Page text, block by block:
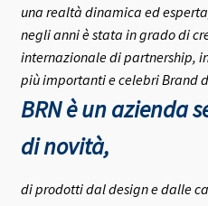
una realtà dinamica ed
negli anni è stata in grado di
internazionale di partnership,
più importanti e celebri Brand
BRN è un azienda
di novità,
di prodotti dal design e dalle